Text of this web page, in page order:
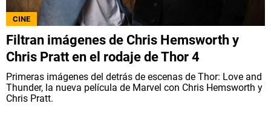
NETFLIX
PRIME VIDEO
APPLE TV+
MÚSICA
CINE
Filtran imágenes de Chris Hemsworth y
Chris Pratt en el rodaje de Thor 4
Primeras imágenes del detrás de escenas de Thor: Love and
Thunder, la nueva película de Marvel con Chris Hemsworth y
Chris Pratt.